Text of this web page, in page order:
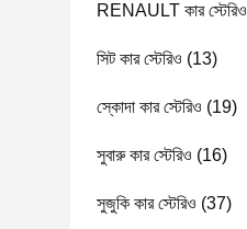
RENAULT কার স্টেরিও
সিট কার স্টেরিও (13)
স্কোদা কার স্টেরিও (19)
সুবারু কার স্টেরিও (16)
সুজুকি কার স্টেরিও (37)